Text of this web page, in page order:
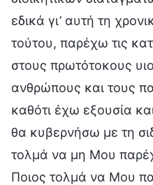
εδικά γι’ αυτή τη
τούτου, παρέχω τις
στους πρωτότοκους
ανθρώπους και τους
καθότι έχω εξουσία
θα κυβερνήσω με τη
τολμά να μη Μου
Ποιος τολμά να Μου